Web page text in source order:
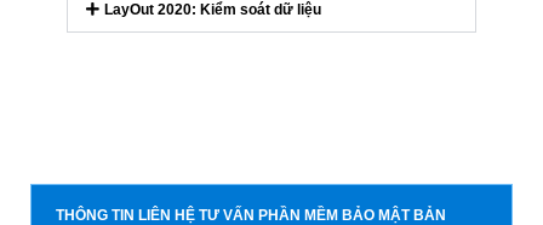
LayOut 2020: Kiểm soát dữ liệu
THÔNG TIN LIÊN HỆ TƯ VẤN PHẦN MỀM BẢO MẬT BẢN